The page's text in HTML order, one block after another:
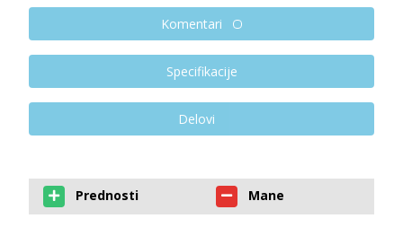
Komentari
Specifikacije
Delovi
Prednosti Mane